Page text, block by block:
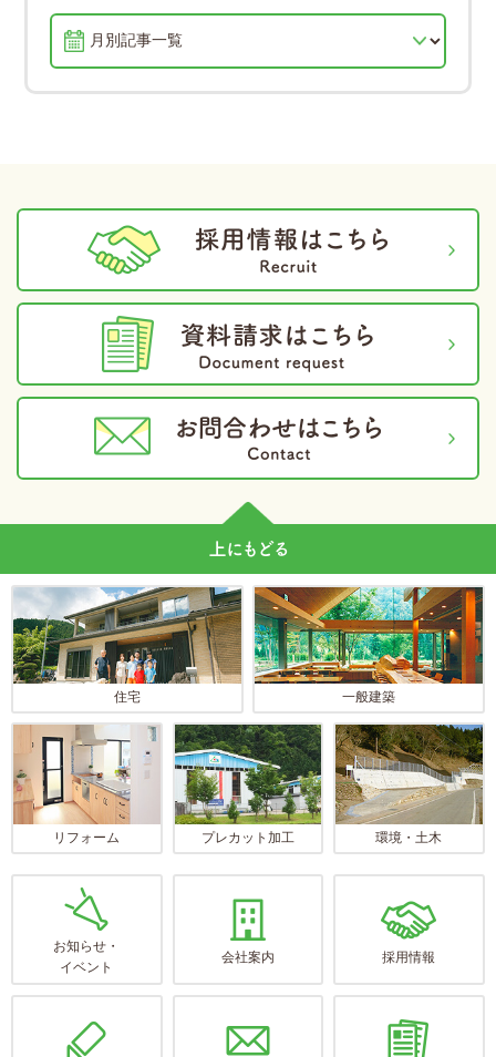
住宅 一般建築
リフォーム プレカット加工 環境・土木
お知らせ・
イベント
会社案内 採用情報